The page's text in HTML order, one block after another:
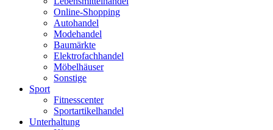
Online-Shopping
Autohandel
Modehandel
Baumärkte
Elektrofachhandel
Möbelhäuser
Sonstige
Sport
Fitnesscenter
Sportartikelhandel
Unterhaltung